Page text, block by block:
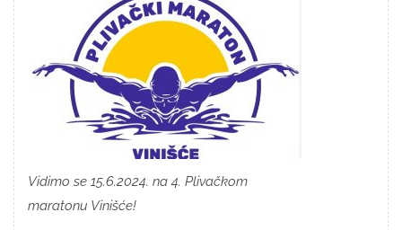
Vidimo se 15.6.2024. na 4. Plivačkom
maratonu Vinišće!